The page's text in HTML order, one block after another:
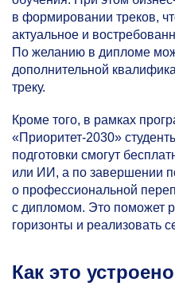
в формировании треков,
актуальное и
По желанию в дипломе
дополнительной
треку.
Кроме того, в рамках
«Приоритет-2030»
подготовки смогут
или ИИ, а по завершении
о профессиональной
с дипломом. Это поможет
горизонты и реализовать
Как это